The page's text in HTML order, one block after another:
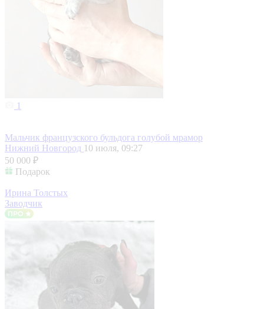
1
Мальчик французского бульдога голубой мрамор
Нижний Новгород 10 июля, 09:27
50 000 ₽
Подарок
Ирина Толстых
Заводчик